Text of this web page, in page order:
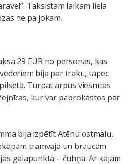
Taksistam laikam liela
ne pa jokam.
29 EUR no personas, kas
bija par traku, tāpēc
Turpat ārpus viesnīcas
kur var pabrokastos par
bija izpētīt Atēnu ostmalu,
tramvajā un braucām
galapunktā – čuhņā. Ar kājām